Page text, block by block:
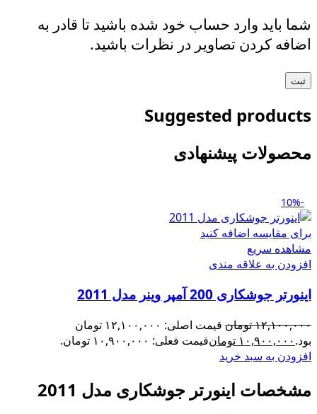
شما باید وارد حساب خود شده باشید تا قادر به
اضافه کردن تصاویر در نظرات باشید.
Suggested products
محصولات پیشنهادی
-10%
برای مقایسه اضافه کنید
مشاهده سریع
افزودن به علاقه مندی
اینورتر جوشکاری 200 آمپر وینر مدل 2011
۱۲,۱۰۰,۰۰۰تومان
قیمت اصلی: ۱۲,۱۰۰,۰۰۰ تومان
بود.۱۰,۹۰۰,۰۰۰ تومانقیمت فعلی: ۱۰,۹۰۰,۰۰۰ تومان.
افزودن به سبد خرید
مشخصات اینورتر جوشکاری مدل 2011